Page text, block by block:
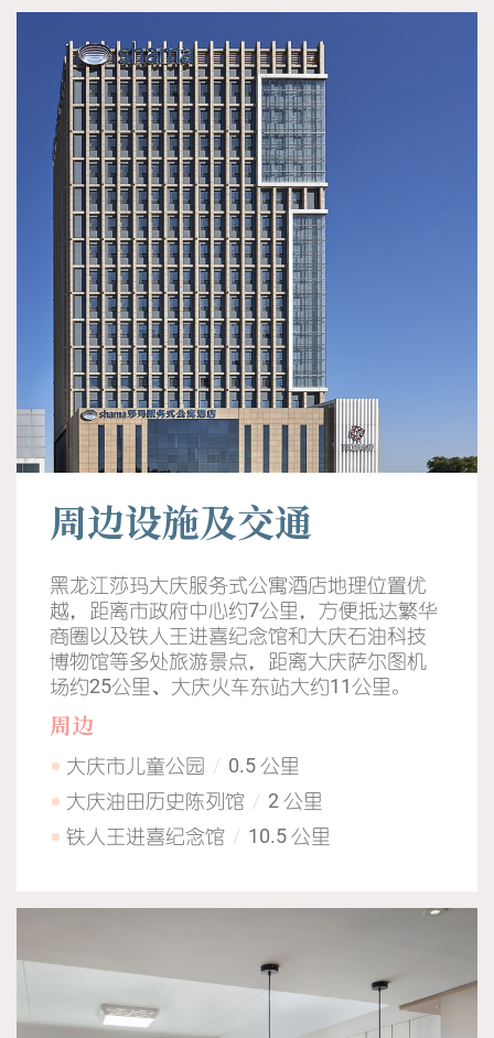
周边设施及交通
黑龙江莎玛大庆服务式公寓酒店地理位置优
越，距离市政府中心约7公里，方便抵达繁华
商圈以及铁人王进喜纪念馆和大庆石油科技
博物馆等多处旅游景点，距离大庆萨尔图机
场约25公里、大庆火车东站大约11公里。
周边
大庆市儿童公园
0.5 公里
大庆油田历史陈列馆
2 公里
铁人王进喜纪念馆
10.5 公里